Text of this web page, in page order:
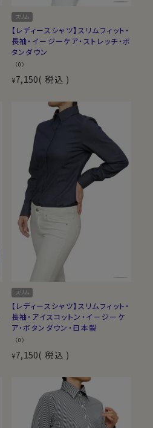
スリム
【レディースシャツ】スリムフィット・
長袖・イージーケア・ストレッチ・ボ
タンダウン
（0）
¥7,150 税込
スリム
【レディースシャツ】スリムフィット・
長袖・アイスコットン・イージーケ
ア・ボタンダウン・日本製
（0）
¥7,150 税込